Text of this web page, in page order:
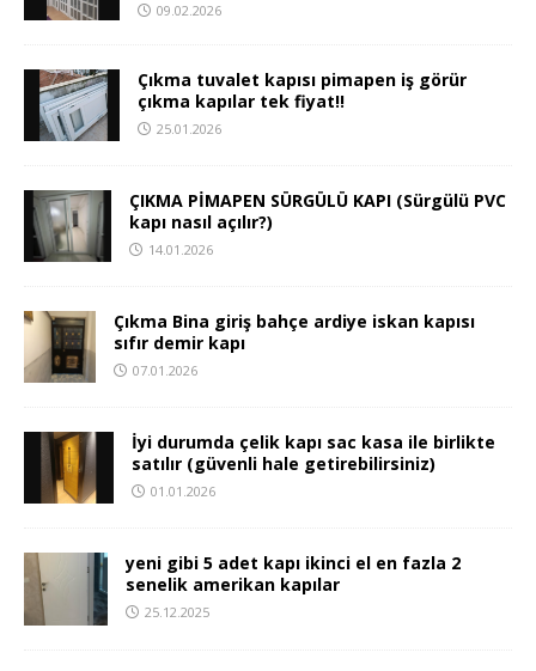
09.02.2026
Çıkma tuvalet kapısı pimapen iş görür
çıkma kapılar tek fiyat!!
25.01.2026
ÇIKMA PİMAPEN SÜRGÜLÜ KAPI (Sürgülü PVC
kapı nasıl açılır?)
14.01.2026
Çıkma Bina giriş bahçe ardiye iskan kapısı
sıfır demir kapı
07.01.2026
İyi durumda çelik kapı sac kasa ile birlikte
satılır (güvenli hale getirebilirsiniz)
01.01.2026
yeni gibi 5 adet kapı ikinci el en fazla 2
senelik amerikan kapılar
25.12.2025